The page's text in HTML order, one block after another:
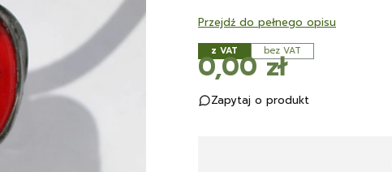
Przejdź do pełnego opisu
z VAT bez VAT
Cena
0,00 zł
Zapytaj o produkt